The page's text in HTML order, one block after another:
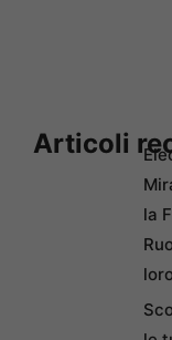
Articoli
la